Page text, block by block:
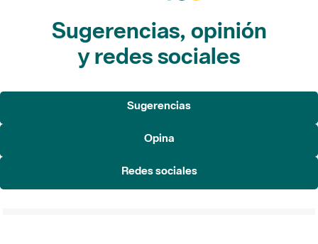
Sugerencias, opinión
y redes sociales
Sugerencias
Opina
Redes sociales